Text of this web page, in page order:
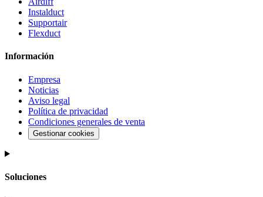
Instalduct
Supportair
Flexduct
Información
Empresa
Noticias
Aviso legal
Política de privacidad
Condiciones generales de venta
Gestionar cookies
Soluciones